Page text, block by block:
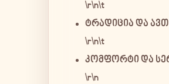
\r\n\t
ტრადიცია და
\r\n\t
კომფორტი და
\r\n